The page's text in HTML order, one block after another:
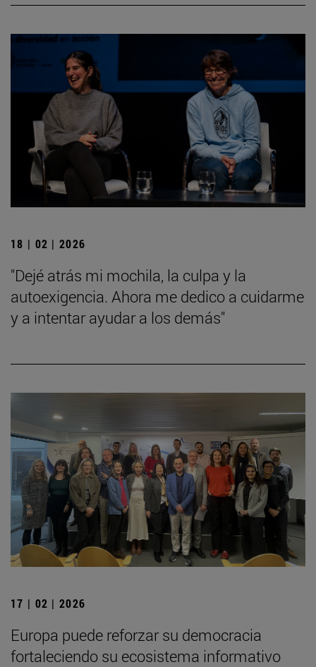
18 | 02 | 2026
"Dejé atrás mi mochila, la culpa y la
autoexigencia. Ahora me dedico a cuidarme
y a intentar ayudar a los demás"
17 | 02 | 2026
Europa puede reforzar su democracia
fortaleciendo su ecosistema informativo